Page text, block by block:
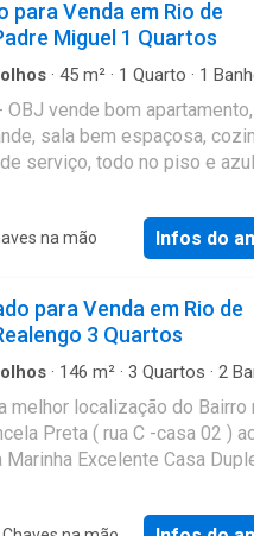
para Venda em Rio de
Miguel 1 Quartos
· 45 m² · 1 Quarto · 1
vende bom apartamento,
sala bem espaçosa,
serviço, todo no piso e
e praça.
a Hospitais, UPAs,
Acesso a condução fácil,
na mão Infos do
para Venda em Rio de
3 Quartos
· 146 m² · 3 Quartos · 2
melhor localização do Bairro
Preta ( rua C -casa 02 )
Marinha Excelente Casa
sendo uma suite com